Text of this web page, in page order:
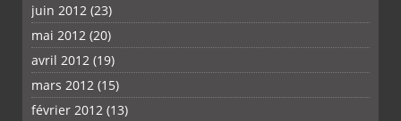
juin 2012 (23)
mai 2012 (20)
avril 2012 (19)
mars 2012 (15)
février 2012 (13)